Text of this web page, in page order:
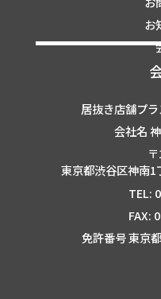
お
居抜き店舗プ
会社名
東京都渋谷区神南
TEL:
FAX:
免許番号 東京